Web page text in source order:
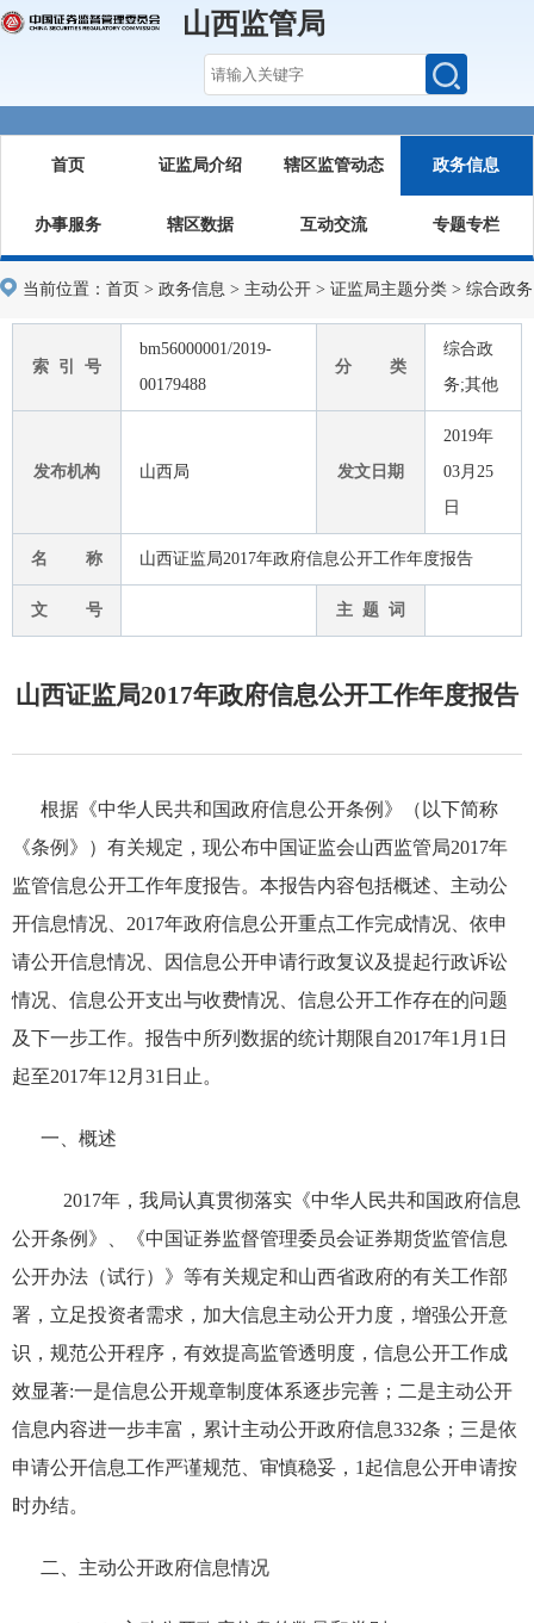
山西监管局
首页 证监局介绍 辖区监管动态 政务信息
办事服务 辖区数据 互动交流 专题专栏
当前位置： 首页 > 政务信息 > 主动公开 > 证监局主题分类 > 综合政务
索 引 号
bm56000001/2019-
00179488
分 类
综合政
务;其他
发布机构 山西局 发文日期
2019年
03月25
日
名 称 山西证监局2017年政府信息公开工作年度报告
文 号 主 题 词
山西证监局2017年政府信息公开工作年度报告
根据《中华人民共和国政府信息公开条例》（以下简称
《条例》）有关规定，现公布中国证监会山西监管局2017年
监管信息公开工作年度报告。本报告内容包括概述、主动公
开信息情况、 2017年政府信息公开重点工作完成情况、依申
请公开信息情况、因信息公开申请行政复议及提起行政诉讼
情况、信息公开支出与收费情况、信息公开工作存在的问题
及下一步工作。报告中所列数据的统计期限自2017年1月 1 日
起至2017年12月 31 日止。
一、概述
2017年，我局认真贯彻落实《中华人民共和国政府信息
公开条例》、《中国证券监督管理委员会证券期货监管信息
公开办法（试行）》等有关规定和山西省政府的有关工作部
署，立足投资者需求，加大信息主动公开力度，增强公开意
识，规范公开程序，有效提高监管透明度，信息公开工作成
效显著:一是信息公开规章制度体系逐步完善；二是主动公开
信息内容进一步丰富，累计主动公开政府信息332条；三是依
申请公开信息工作严谨规范、审慎稳妥， 1起信息公开申请按
时办结。
二、主动公开政府信息情况